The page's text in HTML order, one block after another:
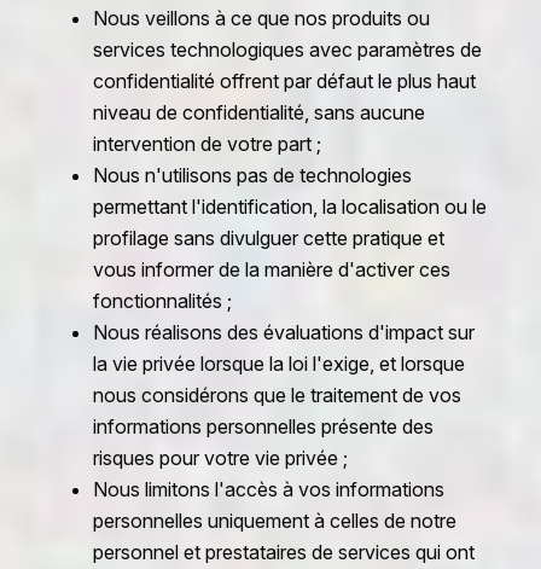
Nous veillons à ce que nos produits ou
services technologiques avec paramètres de
confidentialité offrent par défaut le plus haut
niveau de confidentialité, sans aucune
intervention de votre part ;
Nous n'utilisons pas de technologies
permettant l'identification, la localisation ou le
profilage sans divulguer cette pratique et
vous informer de la manière d'activer ces
fonctionnalités ;
Nous réalisons des évaluations d'impact sur
la vie privée lorsque la loi l'exige, et lorsque
nous considérons que le traitement de vos
informations personnelles présente des
risques pour votre vie privée ;
Nous limitons l'accès à vos informations
personnelles uniquement à celles de notre
personnel et prestataires de services qui ont